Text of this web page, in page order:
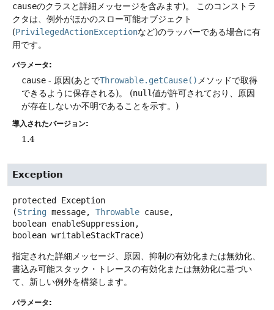
causeのクラスと詳細メッセージを含みます)。
このコンストラ
クタは、例外がほかのスロー可能オブジェクト
(PrivilegedActionExceptionなど)のラッパーである場合に有
用です。
パラメータ:
cause - 原因(あとでThrowable.getCause() メソッドで取得
できるように保存される)。
(null値が許可されており、原因
が存在しないか不明であることを示す。)
導入されたバージョン:
1.4
Exception
protected
Exception
(String message, Throwable cause,
boolean enableSuppression,
boolean writableStackTrace)
指定された詳細メッセージ、原因、抑制の有効化または無効化、
書込み可能スタック・トレースの有効化または無効化に基づい
て、新しい例外を構築します。
パラメータ: